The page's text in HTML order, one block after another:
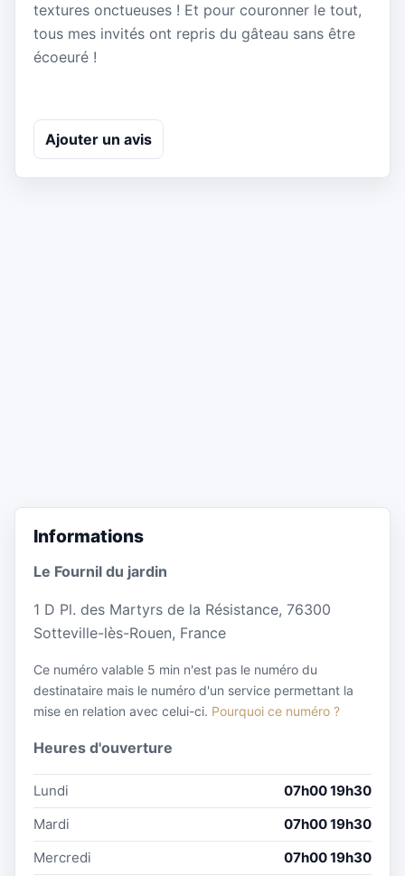
textures onctueuses ! Et pour couronner le tout,
tous mes invités ont repris du gâteau sans être
écoeuré !
Ajouter un avis
Informations
Le Fournil du jardin
1 D Pl. des Martyrs de la Résistance, 76300
Sotteville-lès-Rouen, France
Ce numéro valable 5 min n'est pas le numéro du
destinataire mais le numéro d'un service permettant la
mise en relation avec celui-ci. Pourquoi ce numéro ?
Heures d'ouverture
Lundi
07h00 19h30
Mardi
07h00 19h30
Mercredi
07h00 19h30